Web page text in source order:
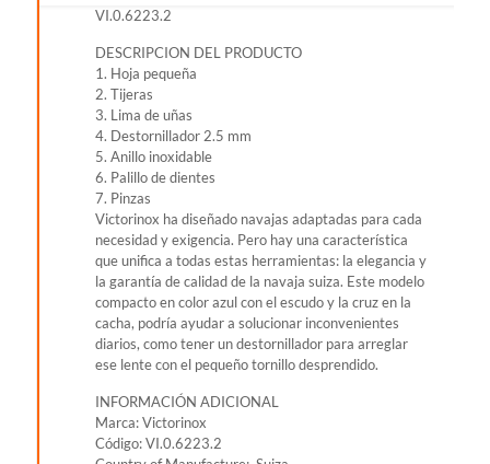
VI.0.6223.2
DESCRIPCION DEL PRODUCTO
1. Hoja pequeña
2. Tijeras
3. Lima de uñas
4. Destornillador 2.5 mm
5. Anillo inoxidable
6. Palillo de dientes
7. Pinzas
Victorinox ha diseñado navajas adaptadas para cada
necesidad y exigencia. Pero hay una característica
que unifica a todas estas herramientas: la elegancia y
la garantía de calidad de la navaja suiza. Este modelo
compacto en color azul con el escudo y la cruz en la
cacha, podría ayudar a solucionar inconvenientes
diarios, como tener un destornillador para arreglar
ese lente con el pequeño tornillo desprendido.
INFORMACIÓN ADICIONAL
Marca: Victorinox
Código: VI.0.6223.2